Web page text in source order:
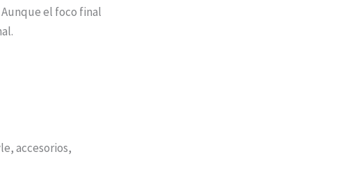
Aunque el foco final
accesorios,